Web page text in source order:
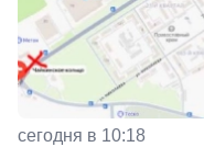
сегодня в 10:18